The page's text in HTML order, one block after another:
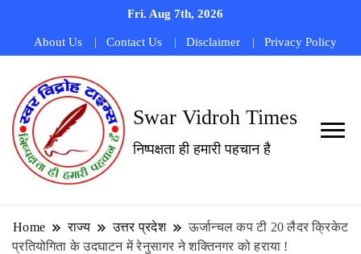
Fri. Aug 7th, 2026
About Us Contact Us Disclaimer Privacy Policy
Swar Vidroh Times
निष्पक्षता ही हमारी पहचान है
Home राज्य उत्तर प्रदेश
ऊर्जान्चल कप टी 20 लैदर क्रिकेट
प्रतियोगिता के उदघाटन में रेनुसागर ने शक्तिनगर को हराया !